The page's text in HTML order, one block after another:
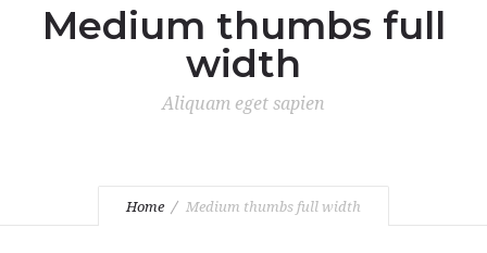
Medium thumbs full
width
Aliquam eget sapien
Home Medium thumbs full width